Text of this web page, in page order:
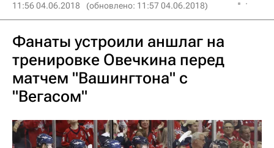
11:56 04.06.2018 (обновлено: 11:57 04.06.2018)
Фанаты устроили аншлаг на
тренировке Овечкина перед
матчем "Вашингтона" с
"Вегасом"